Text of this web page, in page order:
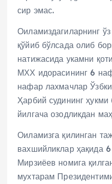
сир эмас.
Оиламиздагиларнинг
қўйиб бўлсада олиб
натижасида укамни
МХХ идорасининг 6
нафар лахмачлар
Ҳарбий судининг
йилгача озодликдан
Оиламизга қилинган
вахшийликлар ҳақида
Мирзиёев номига
мухтарам